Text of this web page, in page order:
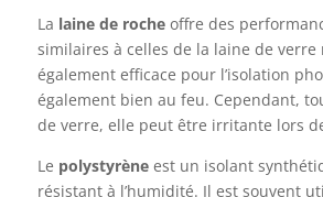
La laine de rocheoffre des
similaires à celles de la laine de verre
également efficace pour l’isolation
également bien au feu. Cependant,
de verre, elle peut être irritante lors
Le polystyrèneest un isolant
résistant à l’humidité. Il est souvent